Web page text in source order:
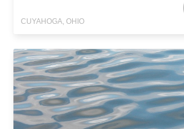
CUYAHOGA, OHIO